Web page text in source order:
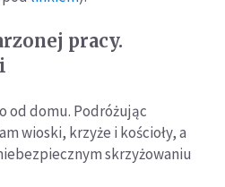
pracy.
od domu. Podróżując
wioski, krzyże i kościoły, a
skrzyżowaniu